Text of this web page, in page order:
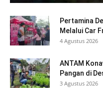
Pertamina
Melalui Car
4 Agustus 2026
ANTAM
Pangan di
3 Agustus 2026